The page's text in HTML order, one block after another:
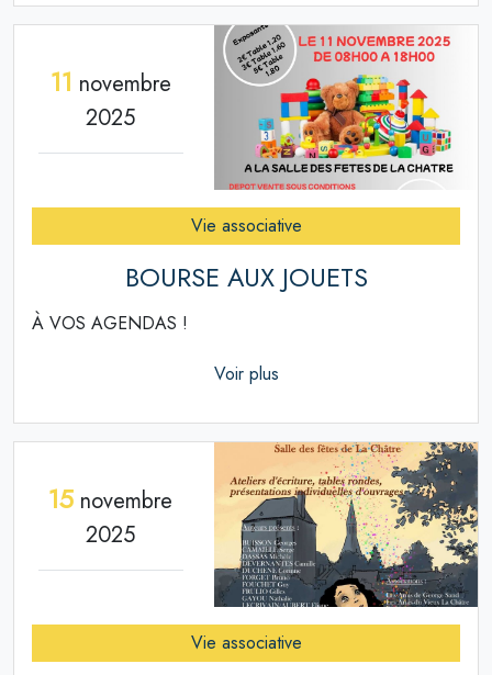
11 novembre
2025
Vie associative
BOURSE AUX JOUETS
À VOS AGENDAS !
Voir plus
15 novembre
2025
Vie associative